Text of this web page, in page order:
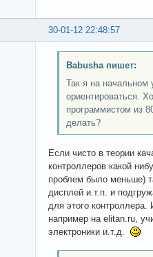
30-01-12 22:48:57
Babusha пишет:
Так я на начальном
ориентироваться.
программистом из
делать?
Если чисто в теории
контроллеров какой
проблем было меньше)
дисплей и.т.п. и
для этого контроллера.
например на elitan.ru,
электроники и.т.д.